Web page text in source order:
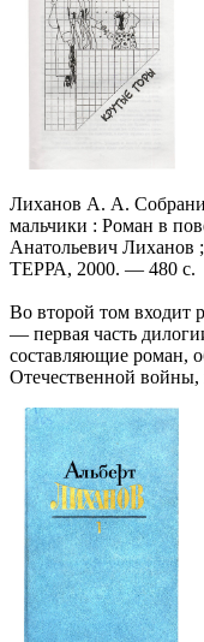
Лиханов А. А.
мальчики : Роман в
Анатольевич
ТЕРРА, 2000. — 480 с.
Во второй том входит
— первая часть
составляющие роман,
Отечественной войны,